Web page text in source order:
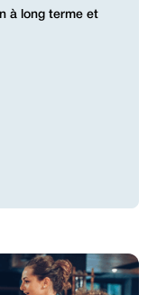
à long terme et